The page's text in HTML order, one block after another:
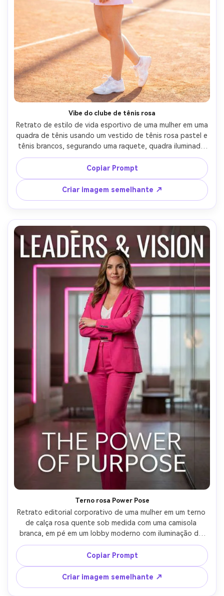
Vibe do clube de tênis rosa
Retrato de estilo de vida esportivo de uma mulher em uma
quadra de tênis usando um vestido de tênis rosa pastel e
tênis brancos, segurando uma raquete, quadra iluminada
pelo sol com sombras suaves, cabelo em um rabo de
cavalo alto com scrunchie rosa, tirado em Canon R5
70mm, classificação de cores brilhantes e arejadas,
detalhes nítidos, textura natural da pele, fotorealista-AR
4:5
Copiar Prompt
Criar imagem semelhante ↗
Terno rosa Power Pose
Retrato editorial corporativo de uma mulher em um terno
de calça rosa quente sob medida com uma camisola
branca, em pé em um lobby moderno com iluminação de
sotaque rosa, pose de poder confiante, enchimento de
flash de estúdio com fundo ambiente, tirado em Nikon Z8
85mm, foco nítido, textura realista do tecido, olhar limpo
da capa da revista, fotorealista- -ar 4:5
Copiar Prompt
Criar imagem semelhante ↗